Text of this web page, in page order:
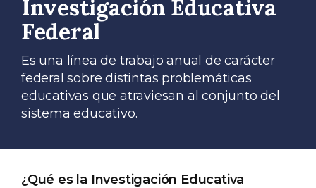
Nación
Investigación Educativa
Federal
Es una línea de trabajo anual de carácter
federal sobre distintas problemáticas
educativas que atraviesan al conjunto del
sistema educativo.
¿Qué es la Investigación Educativa